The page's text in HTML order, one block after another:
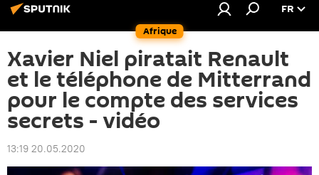
Afrique
FR
Xavier Niel piratait Renault
et le téléphone de Mitterrand
pour le compte des services
secrets - vidéo
13:19 20.05.2020